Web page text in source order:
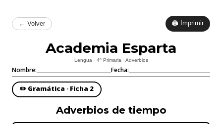
← Volver 🖨 Imprimir
Academia Esparta
Lengua · 4º Primaria · Adverbios
Nombre: Fecha:
✏️ Gramática · Ficha 2
Adverbios de tiempo